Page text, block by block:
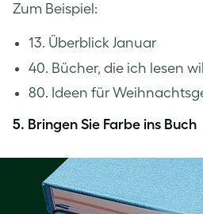
Zum Beispiel:
13. Überblick Januar
40. Bücher, die ich lesen
80. Ideen für
5. Bringen Sie Farbe ins Buch